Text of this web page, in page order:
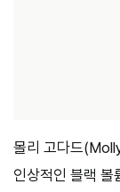
몰리 고다드
인상적인 블랙 볼